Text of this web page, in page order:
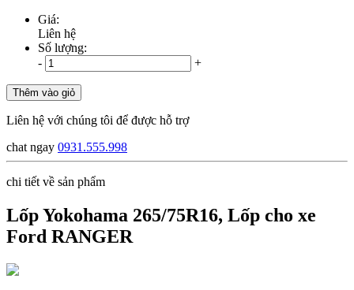
Giá:
Liên hệ
Số lượng:
-
+
Thêm vào giỏ
Liên hệ với chúng tôi để được hỗ trợ
chat ngay 0931.555.998
chi tiết về sản phẩm
Lốp Yokohama 265/75R16, Lốp cho xe
Ford RANGER